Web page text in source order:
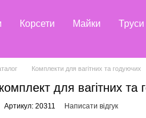
Корсети Майки Труси
Комплекти для вагітних та годуючих
для вагітних та
Артикул: 20311 Написати відгук